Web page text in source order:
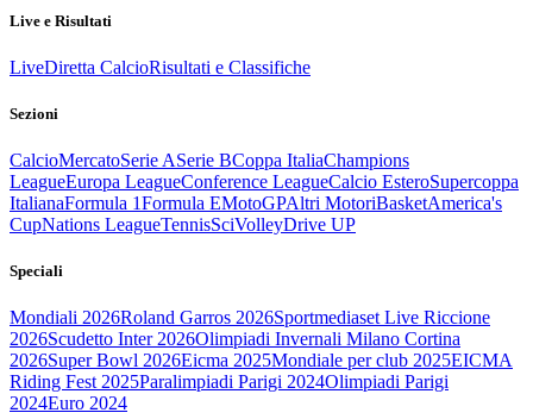
Live e Risultati
LiveDiretta CalcioRisultati e Classifiche
Sezioni
CalcioMercatoSerie ASerie BCoppa ItaliaChampions
LeagueEuropa LeagueConference LeagueCalcio EsteroSupercoppa
ItalianaFormula 1Formula EMotoGPAltri MotoriBasketAmerica's
CupNations LeagueTennisSciVolleyDrive UP
Speciali
Mondiali 2026Roland Garros 2026Sportmediaset Live Riccione
2026Scudetto Inter 2026Olimpiadi Invernali Milano Cortina
2026Super Bowl 2026Eicma 2025Mondiale per club 2025EICMA
Riding Fest 2025Paralimpiadi Parigi 2024Olimpiadi Parigi
2024Euro 2024